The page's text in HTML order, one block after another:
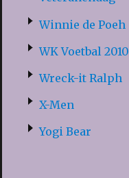
Winnie de Poeh
WK Voetbal 2010
Wreck-it Ralph
X-Men
Yogi Bear